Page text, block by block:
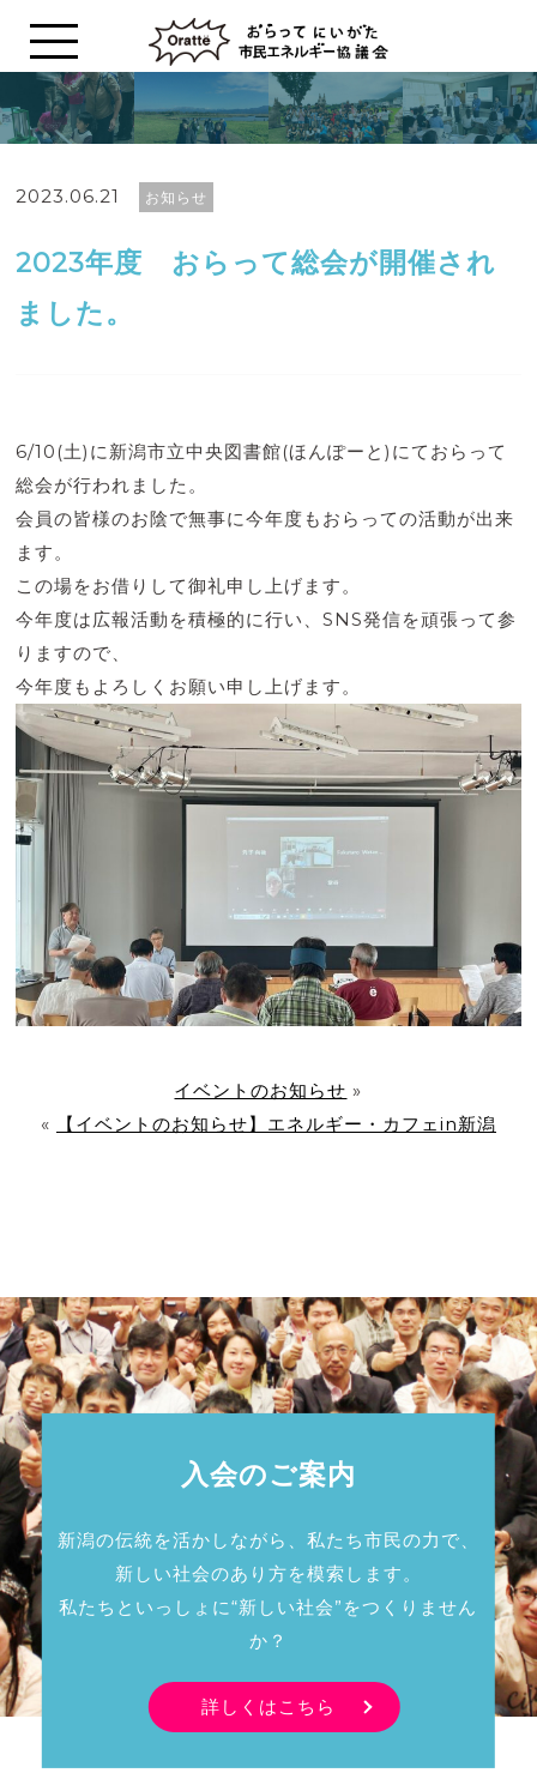
2023.06.21 お知らせ
2023年度 おらって総会が開催され
ました。
6/10(土)に新潟市立中央図書館(ほんぽーと)にておらって
総会が行われました。
会員の皆様のお陰で無事に今年度もおらっての活動が出来
ます。
この場をお借りして御礼申し上げます。
今年度は広報活動を積極的に行い、SNS発信を頑張って参
りますので、
今年度もよろしくお願い申し上げます。
イベントのお知らせ »
«
【イベントのお知らせ】エネルギー・カフェin新潟
入会のご案内
新潟の伝統を活かしながら、私たち市民の力で、
新しい社会のあり方を模索します。
私たちといっしょに“新しい社会”をつくりません
か？
詳しくはこちら